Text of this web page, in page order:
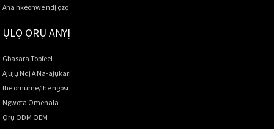
Aha nkeonwe ndị ọzọ
ỤLỌ ỌRỤ ANYỊ
Gbasara Topfeel
Ajụjụ Ndị A Na-ajụkarị
Ihe omume/Ihe ngosi
Ngwọta Omenala
Ọrụ ODM OEM